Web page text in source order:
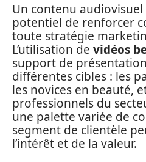
Un contenu
potentiel de renforcer
toute stratégie
L’utilisation de vidéos
support de
différentes cibles : les
les novices en beauté,
professionnels du
une palette variée de
segment de clientèle
l’intérêt et de la valeur.